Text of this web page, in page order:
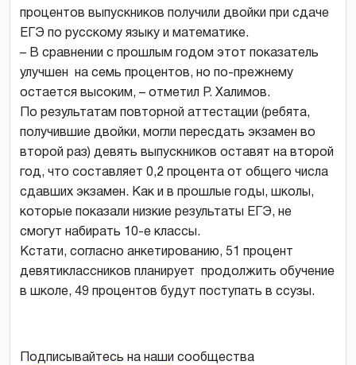
процентов выпускников получили двойки при сдаче
ЕГЭ по русскому языку и математике.
– В сравнении с прошлым годом этот показатель
улучшен на семь процентов, но по-прежнему
остается высоким, – отметил Р. Халимов.
По результатам повторной аттестации (ребята,
получившие двойки, могли пересдать экзамен во
второй раз) девять выпускников оставят на второй
год, что составляет 0,2 процента от общего числа
сдавших экзамен. Как и в прошлые годы, школы,
которые показали низкие результаты ЕГЭ, не
смогут набирать 10-е классы.
Кстати, согласно анкетированию, 51 процент
девятиклассников планирует продолжить обучение
в школе, 49 процентов будут поступать в ссузы.
Подписывайтесь на наши сообщества